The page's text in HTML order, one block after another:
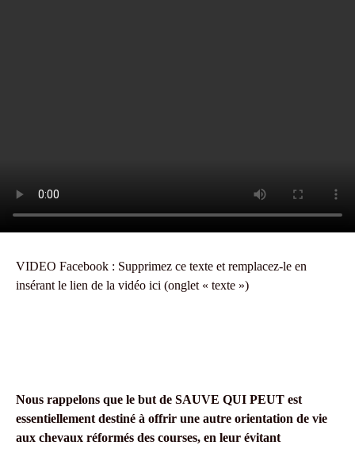
VIDEO Facebook : Supprimez ce texte et remplacez-le en
insérant le lien de la vidéo ici (onglet « texte »)
Nous rappelons que le but de SAUVE QUI PEUT est
essentiellement destiné à offrir une autre orientation de vie
aux chevaux réformés des courses, en leur évitant